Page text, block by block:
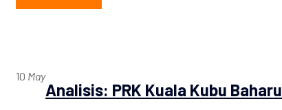
10 May
Analisis: PRK Kuala Kubu